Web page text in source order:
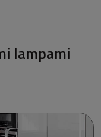
lampami